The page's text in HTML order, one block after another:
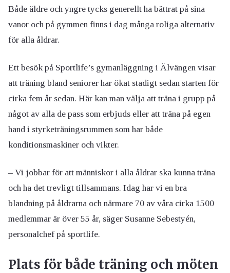
Både äldre och yngre tycks generellt ha bättrat på sina
vanor och på gymmen finns i dag många roliga alternativ
för alla åldrar.
Ett besök på Sportlife’s gymanläggning i Älvängen visar
att träning bland seniorer har ökat stadigt sedan starten för
cirka fem år sedan. Här kan man välja att träna i grupp på
något av alla de pass som erbjuds eller att träna på egen
hand i styrketräningsrummen som har både
konditionsmaskiner och vikter.
– Vi jobbar för att människor i alla åldrar ska kunna träna
och ha det trevligt tillsammans. Idag har vi en bra
blandning på åldrarna och närmare 70 av våra cirka 1500
medlemmar är över 55 år, säger Susanne Sebestyén,
personalchef på sportlife.
Plats för både träning och möten